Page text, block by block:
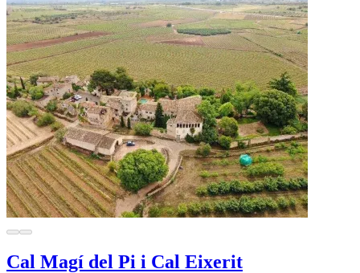
Cal Magí del Pi i Cal Eixerit